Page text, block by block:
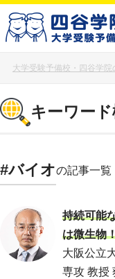
大学受験予備校・四谷学
キーワー
#バイオの記事一覧
持続可能
は微生物
大阪公立
専攻 教授